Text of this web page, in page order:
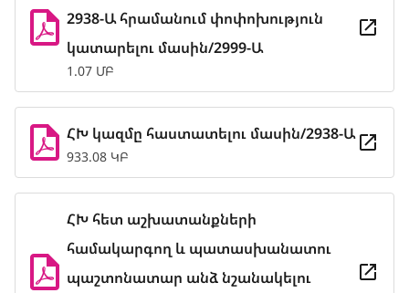
2938-Ա հրամանում փոփոխություն
կատարելու մասին/2999-Ա
1.07 ՄԲ
ՀԽ կազմը հաստատելու մասին/2938-Ա
933.08 ԿԲ
ՀԽ հետ աշխատանքների
համակարգող և պատասխանատու
պաշտոնատար անձ նշանակելու